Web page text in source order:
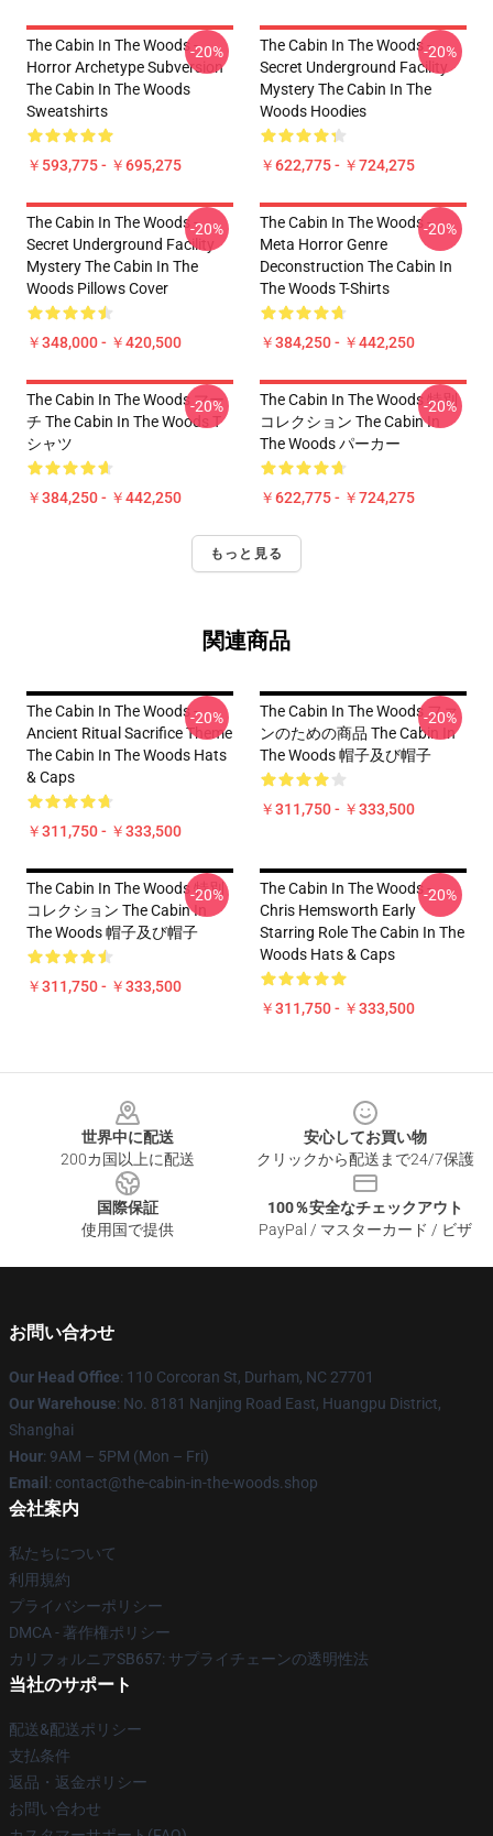
The Cabin In The Woods -
Horror Archetype Subversion
The Cabin In The Woods
Sweatshirts
￥593,775 - ￥695,275
-20%
The Cabin In The Woods -
Secret Underground Facility
Mystery The Cabin In The
Woods Hoodies
￥622,775 - ￥724,275
-20%
The Cabin In The Woods -
Secret Underground Facility
Mystery The Cabin In The
Woods Pillows Cover
￥348,000 - ￥420,500
-20%
The Cabin In The Woods -
Meta Horror Genre
Deconstruction The Cabin In
The Woods T-Shirts
￥384,250 - ￥442,250
-20%
The Cabin In The Woods マー
チ The Cabin In The Woods T
シャツ
￥384,250 - ￥442,250
-20%
The Cabin In The Woods 特別
コレクション The Cabin In
The Woods パーカー
￥622,775 - ￥724,275
-20%
もっと見る
関連商品
The Cabin In The Woods -
Ancient Ritual Sacrifice Theme
The Cabin In The Woods Hats
& Caps
￥311,750 - ￥333,500
-20%
The Cabin In The Woods ファ
ンのための商品 The Cabin In
The Woods 帽子及び帽子
￥311,750 - ￥333,500
-20%
The Cabin In The Woods 特別
コレクション The Cabin In
The Woods 帽子及び帽子
￥311,750 - ￥333,500
-20%
The Cabin In The Woods -
Chris Hemsworth Early
Starring Role The Cabin In The
Woods Hats & Caps
￥311,750 - ￥333,500
-20%
世界中に配送
200カ国以上に配送
安心してお買い物
クリックから配送まで24/7保護
国際保証
使用国で提供
100％安全なチェックアウト
PayPal / マスターカード / ビザ
お問い合わせ
Our Head Office: 110 Corcoran St, Durham, NC 27701
Our Warehouse: No. 8181 Nanjing Road East, Huangpu District,
Shanghai
Hour: 9AM – 5PM (Mon – Fri)
Email : contact@the-cabin-in-the-woods.shop
会社案内
私たちについて
利用規約
プライバシーポリシー
DMCA - 著作権ポリシー
カリフォルニアSB657: サプライチェーンの透明性法
当社のサポート
配送&配送ポリシー
支払条件
返品・返金ポリシー
お問い合わせ